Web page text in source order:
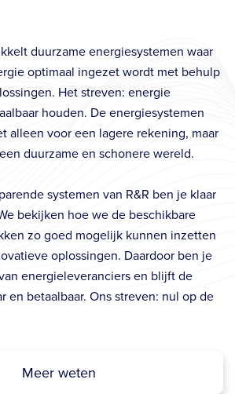
duurzame energiesystemen waar
optimaal ingezet wordt met behulp
Het streven: energie
houden. De energiesystemen
alleen voor een lagere rekening, maar
duurzame en schonere wereld.
systemen van R&R ben je klaar
bekijken hoe we de beschikbare
zo goed mogelijk kunnen inzetten
oplossingen. Daardoor ben je
energieleveranciers en blijft de
en betaalbaar. Ons streven: nul op de
Meer weten